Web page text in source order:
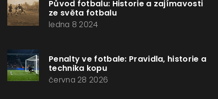
Původ fotbalu: Historie a zajímavosti
ze světa fotbalu
ledna 8 2024
Penalty ve fotbale: Pravidla, historie a
technika kopu
června 28 2026